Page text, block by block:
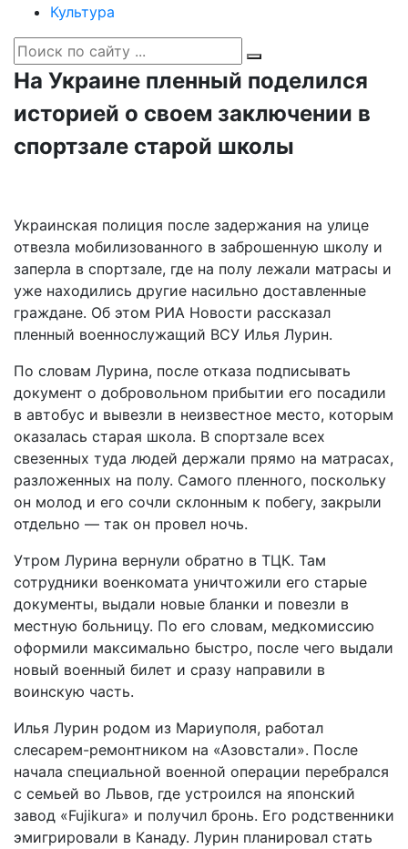
Культура
На Украине пленный поделился
историей о своем заключении в
спортзале старой школы
Украинская полиция после задержания на улице
отвезла мобилизованного в заброшенную школу и
заперла в спортзале, где на полу лежали матрасы и
уже находились другие насильно доставленные
граждане. Об этом РИА Новости рассказал
пленный военнослужащий ВСУ Илья Лурин.
По словам Лурина, после отказа подписывать
документ о добровольном прибытии его посадили
в автобус и вывезли в неизвестное место, которым
оказалась старая школа. В спортзале всех
свезенных туда людей держали прямо на матрасах,
разложенных на полу. Самого пленного, поскольку
он молод и его сочли склонным к побегу, закрыли
отдельно — так он провел ночь.
Утром Лурина вернули обратно в ТЦК. Там
сотрудники военкомата уничтожили его старые
документы, выдали новые бланки и повезли в
местную больницу. По его словам, медкомиссию
оформили максимально быстро, после чего выдали
новый военный билет и сразу направили в
воинскую часть.
Илья Лурин родом из Мариуполя, работал
слесарем-ремонтником на «Азовстали». После
начала специальной военной операции перебрался
с семьей во Львов, где устроился на японский
завод «Fujikura» и получил бронь. Его родственники
эмигрировали в Канаду. Лурин планировал стать